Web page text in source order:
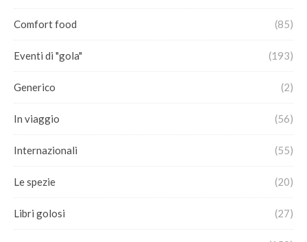
Comfort food (85)
Eventi di "gola" (193)
Generico (2)
In viaggio (56)
Internazionali (55)
Le spezie (20)
Libri golosi (27)